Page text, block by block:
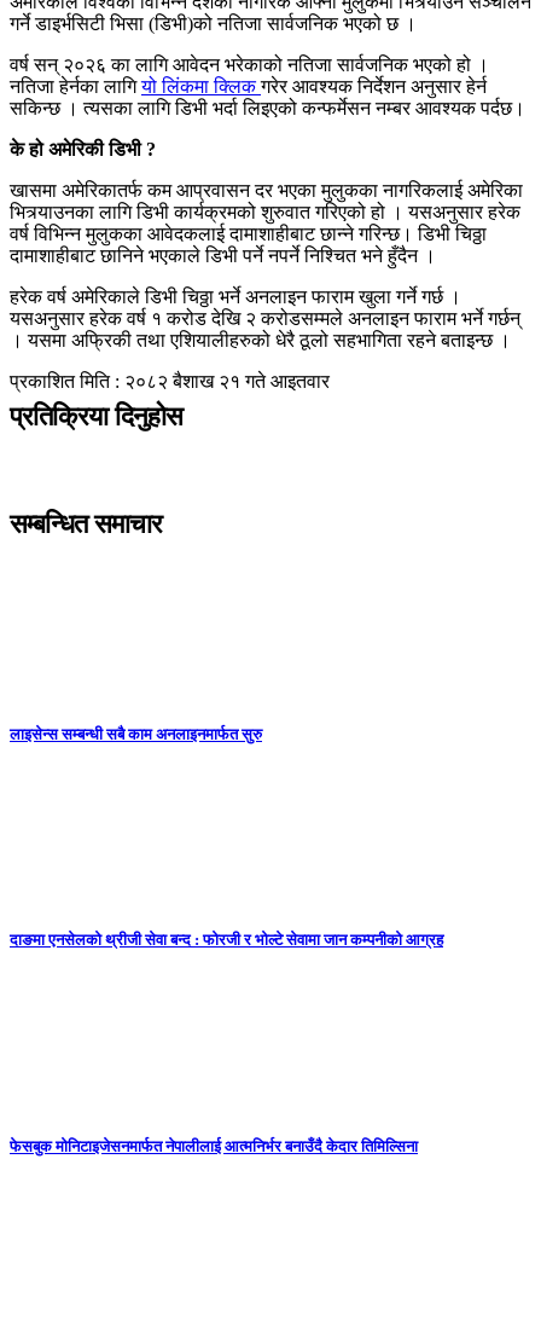
गर्ने डाइर्भसिटी भिसा (डिभी)को नतिजा सार्वजनिक भएको छ ।
वर्ष सन् २०२६ का लागि आवेदन भरेकाको नतिजा सार्वजनिक भएको हो ।
नतिजा हेर्नका लागियो लिंकमा क्लिकगरेर आवश्यक निर्देशन अनुसार हेर्न
सकिन्छ । त्यसका लागि डिभी भर्दा लिइएको कन्फर्मेसन नम्बर आवश्यक पर्दछ।
के हो अमेरिकी डिभी ?
खासमा अमेरिकातर्फ कम आप्रवासन दर भएका मुलुकका नागरिकलाई अमेरिका
भित्र्याउनका लागि डिभी कार्यक्रमको शुरुवात गरिएको हो । यसअनुसार हरेक
वर्ष विभिन्न मुलुकका आवेदकलाई दामाशाहीबाट छान्ने गरिन्छ। डिभी चिठ्ठा
दामाशाहीबाट छानिने भएकाले डिभी पर्ने नपर्ने निश्चित भने हुँदैन ।
हरेक वर्ष अमेरिकाले डिभी चिठ्ठा भर्ने अनलाइन फाराम खुला गर्ने गर्छ ।
यसअनुसार हरेक वर्ष १ करोड देखि २ करोडसम्मले अनलाइन फाराम भर्ने गर्छन्
। यसमा अफ्रिकी तथा एशियालीहरुको धेरै ठूलो सहभागिता रहने बताइन्छ ।
प्रकाशित मिति : २०८२ बैशाख २१ गते आइतवार
प्रतिक्रिया दिनुहोस
सम्बन्धित समाचार
लाइसेन्स सम्बन्धी सबै काम अनलाइनमार्फत सुरु
दाङमा एनसेलको थ्रीजी सेवा बन्द : फोरजी र भोल्टे सेवामा जान कम्पनीको आग्रह
फेसबुक मोनिटाइजेसनमार्फत नेपालीलाई आत्मनिर्भर बनाउँदै केदार तिमिल्सिना